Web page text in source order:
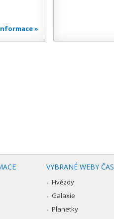
»
VYBRANÉ WEBY ČAS
Hvězdy
Galaxie
Planetky